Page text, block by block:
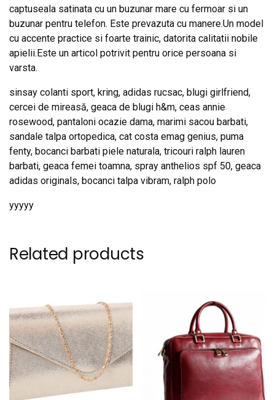
captuseala satinata cu un buzunar mare cu fermoar si un
buzunar pentru telefon. Este prevazuta cu manere.Un model
cu accente practice si foarte trainic, datorita calitatii nobile
apielii.Este un articol potrivit pentru orice persoana si
varsta.
sinsay colanti sport, kring, adidas rucsac, blugi girlfriend,
cercei de mireasă, geaca de blugi h&m, ceas annie
rosewood, pantaloni ocazie dama, marimi sacou barbati,
sandale talpa ortopedica, cat costa emag genius, puma
fenty, bocanci barbati piele naturala, tricouri ralph lauren
barbati, geaca femei toamna, spray anthelios spf 50, geaca
adidas originals, bocanci talpa vibram, ralph polo
yyyyy
Related products